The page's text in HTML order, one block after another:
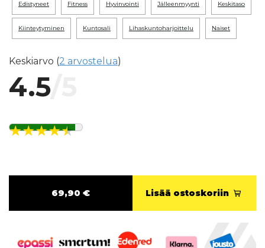
edistyneet fitness hyvinvointi jälleenmyynti keskitaso
kiinteytyminen kuntosali lihaskuntoharjoittelu naiset
Keskiarvo (2 arvostelua)
4.5
69,90 € Lisää ostoskoriin